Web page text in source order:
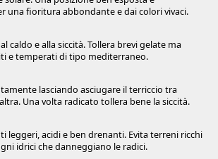
una fioritura abbondante e dai colori vivaci.
caldo e alla siccità. Tollera brevi gelate ma
e temperati di tipo mediterraneo.
lasciando asciugare il terriccio tra
Una volta radicato tollera bene la siccità.
leggeri, acidi e ben drenanti. Evita terreni ricchi
idrici che danneggiano le radici.